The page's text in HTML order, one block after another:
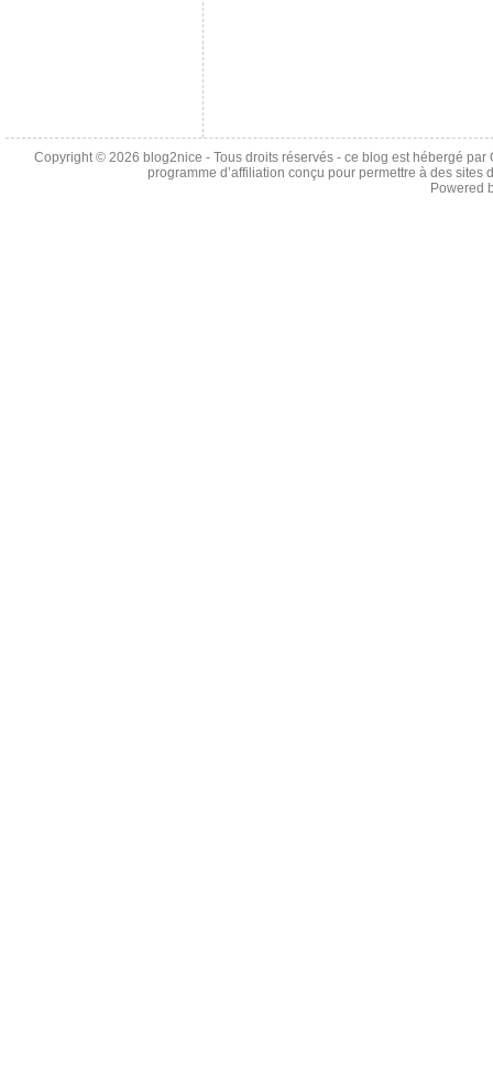
Copyright © 2026 blog2nice - Tous droits réservés - ce blog est hébergé
programme d’affiliation conçu pour permettre à des
Powered